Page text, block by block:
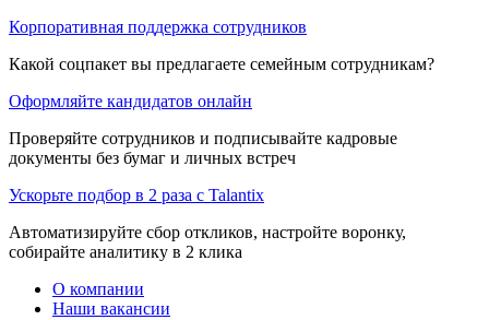
Корпоративная поддержка сотрудников
Какой соцпакет вы предлагаете семейным сотрудникам?
Оформляйте кандидатов онлайн
Проверяйте сотрудников и подписывайте кадровые
документы без бумаг и личных встреч
Ускорьте подбор в 2 раза с Talantix
Автоматизируйте сбор откликов, настройте воронку,
собирайте аналитику в 2 клика
О компании
Наши вакансии